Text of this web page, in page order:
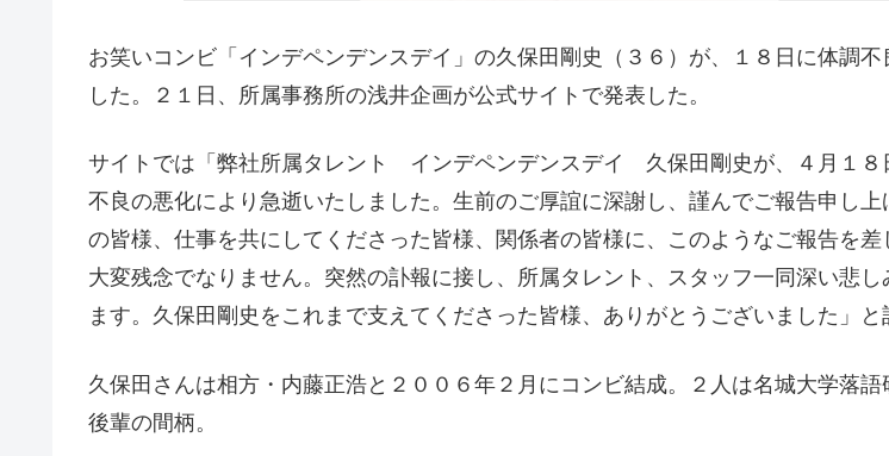
お笑いコンビ「インデペンデンスデイ」の久保田剛史（３６）が、１８日に体調不
した。２１日、所属事務所の浅井企画が公式サイトで発表した。
サイトでは「弊社所属タレント インデペンデンスデイ 久保田剛史が、４月１８
不良の悪化により急逝いたしました。生前のご厚誼に深謝し、謹んでご報告申し上
の皆様、仕事を共にしてくださった皆様、関係者の皆様に、このようなご報告を差
大変残念でなりません。突然の訃報に接し、所属タレント、スタッフ一同深い悲し
ます。久保田剛史をこれまで支えてくださった皆様、ありがとうございました」と
久保田さんは相方・内藤正浩と２００６年２月にコンビ結成。２人は名城大学落語
後輩の間柄。